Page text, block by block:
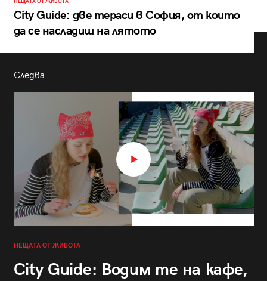
НЕЩАТА ОТ ЖИВОТА
City Guide: две тераси в София, от които
да се насладиш на лятото
Следва
НЕЩАТА ОТ ЖИВОТА
City Guide: Водим те на кафе,